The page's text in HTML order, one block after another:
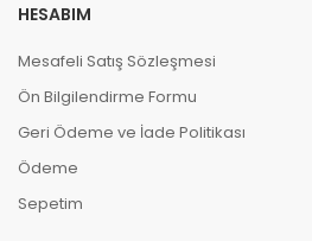
HESABIM
Mesafeli Satış Sözleşmesi
Ön Bilgilendirme Formu
Geri Ödeme ve İade Politikası
Ödeme
Sepetim